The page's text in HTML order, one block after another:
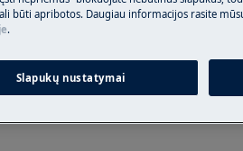
išjunkite prietaisą ir atjunkite
būti apribotos. Daugiau informacijos rasite
.
Slapukų nustatymai